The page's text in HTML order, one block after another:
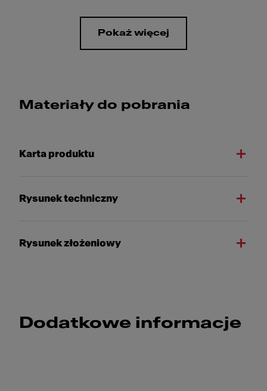
Pokaż więcej
Materiały do pobrania
Karta produktu
Rysunek techniczny
Rysunek złożeniowy
Dodatkowe informacje